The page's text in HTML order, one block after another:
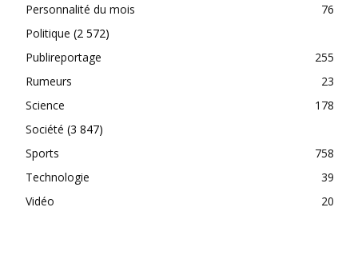
Personnalité du mois
76
Politique (2 572)
Publireportage
255
Rumeurs
23
Science
178
Société (3 847)
Sports
758
Technologie
39
Vidéo
20